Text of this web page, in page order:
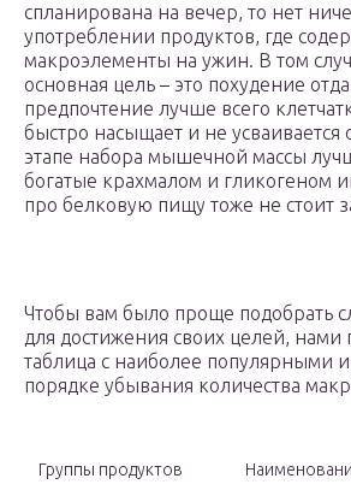
спланирована на вечер, то нет
употреблении продуктов, где
макроэлементы на ужин. В том
основная цель – это похудение
предпочтение лучше всего
быстро насыщает и не усваивается
этапе набора мышечной массы
богатые крахмалом и гликогеном
про белковую пищу тоже не стоит
Чтобы вам было проще подобрать
для достижения своих целей, нами
таблица с наиболее популярными
порядке убывания количества
Группы продуктов